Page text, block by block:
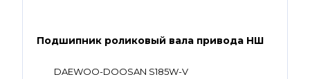
Подшипник роликовый вала привода НШ
DAEWOO-DOOSAN S185W-V